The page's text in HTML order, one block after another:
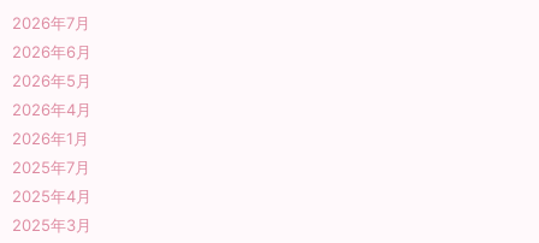
2026年7月
2026年6月
2026年5月
2026年4月
2026年1月
2025年7月
2025年4月
2025年3月